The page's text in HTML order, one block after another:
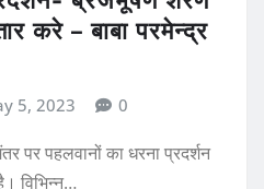
करे – बाबा परमेन्द्र
5, 2023 0
पर पहलवानों का धरना प्रदर्शन
विभिन्न…